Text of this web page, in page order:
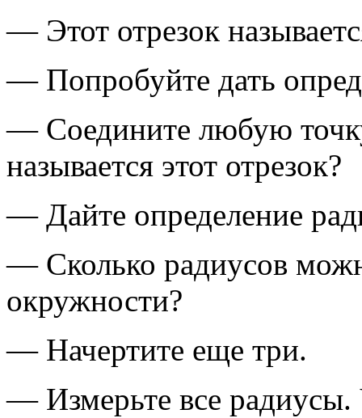
— Этот отрезок
— Попробуйте дать
— Соедините любую
называется этот отрезок?
— Дайте определение
— Сколько радиусов
окружности?
— Начертите еще три.
— Измерьте все радиусы.